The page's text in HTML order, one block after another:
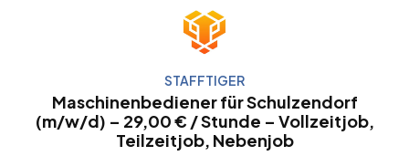
STAFFTIGER
Maschinenbediener für Schulzendorf
(m/w/d) – 29,00 € / Stunde – Vollzeitjob,
Teilzeitjob, Nebenjob